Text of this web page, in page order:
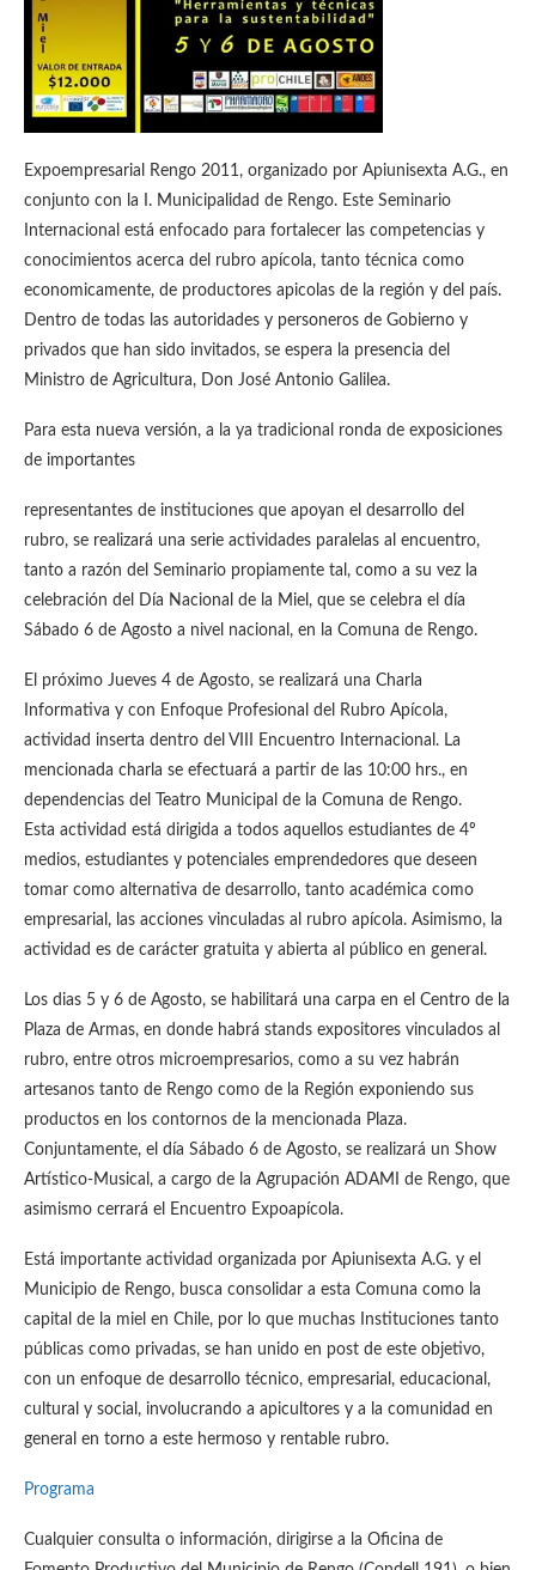
Expoempresarial Rengo 2011, organizado por Apiunisexta A.G., en
conjunto con la I. Municipalidad de Rengo. Este Seminario
Internacional está enfocado para fortalecer las competencias y
conocimientos acerca del rubro apícola, tanto técnica como
economicamente, de productores apicolas de la región y del país.
Dentro de todas las autoridades y personeros de Gobierno y
privados que han sido invitados, se espera la presencia del
Ministro de Agricultura, Don José Antonio Galilea.
Para esta nueva versión, a la ya tradicional ronda de exposiciones
de importantes
representantes de instituciones que apoyan el desarrollo del
rubro, se realizará una serie actividades paralelas al encuentro,
tanto a razón del Seminario propiamente tal, como a su vez la
celebración del Día Nacional de la Miel, que se celebra el día
Sábado 6 de Agosto a nivel nacional, en la Comuna de Rengo.
El próximo Jueves 4 de Agosto, se realizará una Charla
Informativa y con Enfoque Profesional del Rubro Apícola,
actividad inserta dentro del VIII Encuentro Internacional. La
mencionada charla se efectuará a partir de las 10:00 hrs., en
dependencias del Teatro Municipal de la Comuna de Rengo.
Esta actividad está dirigida a todos aquellos estudiantes de 4º
medios, estudiantes y potenciales emprendedores que deseen
tomar como alternativa de desarrollo, tanto académica como
empresarial, las acciones vinculadas al rubro apícola. Asimismo, la
actividad es de carácter gratuita y abierta al público en general.
Los dias 5 y 6 de Agosto, se habilitará una carpa en el Centro de la
Plaza de Armas, en donde habrá stands expositores vinculados al
rubro, entre otros microempresarios, como a su vez habrán
artesanos tanto de Rengo como de la Región exponiendo sus
productos en los contornos de la mencionada Plaza.
Conjuntamente, el día Sábado 6 de Agosto, se realizará un Show
Artístico-Musical, a cargo de la Agrupación ADAMI de Rengo, que
asimismo cerrará el Encuentro Expoapícola.
Está importante actividad organizada por Apiunisexta A.G. y el
Municipio de Rengo, busca consolidar a esta Comuna como la
capital de la miel en Chile, por lo que muchas Instituciones tanto
públicas como privadas, se han unido en post de este objetivo,
con un enfoque de desarrollo técnico, empresarial, educacional,
cultural y social, involucrando a apicultores y a la comunidad en
general en torno a este hermoso y rentable rubro.
Programa
Cualquier consulta o información, dirigirse a la Oficina de